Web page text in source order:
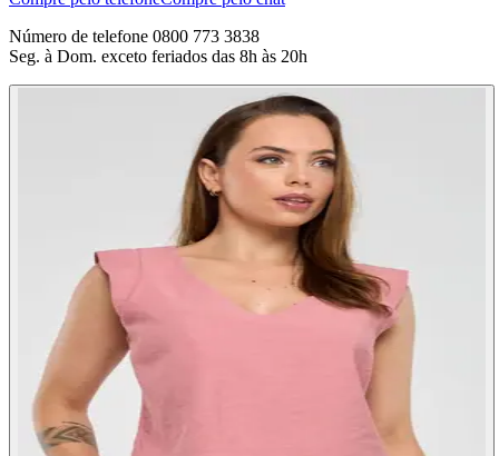
Número de telefone 0800 773 3838
Seg. à Dom. exceto feriados das 8h às 20h